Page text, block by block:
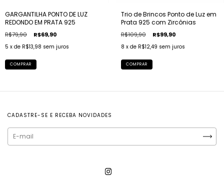
GARGANTILHA PONTO DE LUZ
REDONDO EM PRATA 925
R$79,90 R$69,90
5 x de R$13,98 sem juros
Trio de Brincos Ponto de Luz em
Prata 925 com Zircônias
R$109,90 R$99,90
8 x de R$12,49 sem juros
CADASTRE-SE E RECEBA NOVIDADES